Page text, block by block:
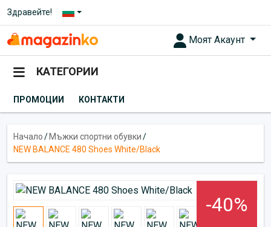
Здравейте!
Моят Акаунт
КАТЕГОРИИ
ПРОМОЦИИ КОНТАКТИ
Начало/ Мъжки спортни обувки/
NEW BALANCE 480 Shoes White/Black
-40%